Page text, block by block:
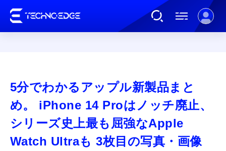
AI
ガジェット
5分でわかるアップル新製品まと
め。 iPhone 14 Proはノッチ廃止、
シリーズ史上最も屈強なApple
Watch Ultraも 3枚目の写真・画像